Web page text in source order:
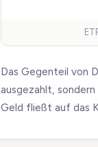
Das Gegenteil von
ausgezahlt,
Geld fließt auf das